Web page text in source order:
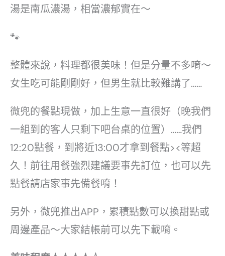
湯是南瓜濃湯，相當濃郁實在～
🐾
整體來說，料理都很美味！但是分量不多唷～
女生吃可能剛剛好，但男生就比較難講了……
微兜的餐點現做，加上生意一直很好（晚我們
一組到的客人只剩下吧台桌的位置）……我們
12:20點餐，到將近13:00才拿到餐點><等超
久！前往用餐強烈建議要事先訂位，也可以先
點餐請店家事先備餐唷！
另外，微兜推出APP，累積點數可以換甜點或
周邊產品～大家結帳前可以先下載唷。